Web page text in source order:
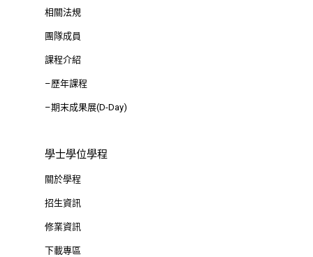
相關法規
團隊成員
課程介紹
–歷年課程
–期末成果展(D-Day)
學士學位學程
關於學程
招生資訊
修業資訊
下載專區